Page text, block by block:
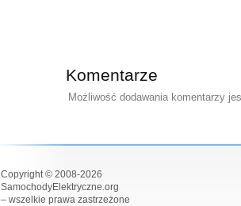
Komentarze
Możliwość dodawania komentarzy
Copyright © 2008-2026
SamochodyElektryczne.org
– wszelkie prawa zastrzeżone